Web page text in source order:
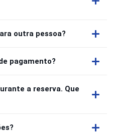
outra pessoa?
pagamento?
a reserva. Que